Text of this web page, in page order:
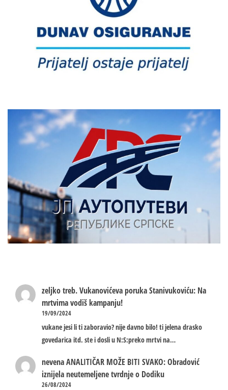
zeljko treb.Vukanovićeva poruka Stanivukoviću: Na
mrtvima vodiš kampanju!
19/09/2024
vukane jesi li ti zaboravio? nije davno bilo! ti jelena drasko
govedarica itd. ste i dosli u N:S:preko mrtvi na…
nevenaANALITIČAR MOŽE BITI SVAKO: Obradović
iznijela neutemeljene tvrdnje o Dodiku
26/08/2024